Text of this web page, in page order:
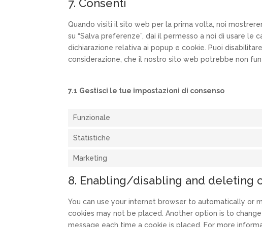
7. Consenti
Quando visiti il sito web per la prima volta, noi
su “Salva preferenze”, dai il permesso a noi di usare
dichiarazione relativa ai popup e cookie. Puoi
considerazione, che il nostro sito web potrebbe non
7.1 Gestisci le tue impostazioni di consenso
Funzionale
Statistiche
Marketing
8. Enabling/disabling and deleting
You can use your internet browser to automatically or
cookies may not be placed. Another option is to
message each time a cookie is placed. For more